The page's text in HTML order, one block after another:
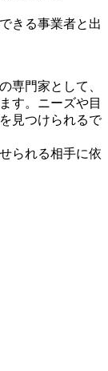
きる事業者と出
専門家として、
す。ニーズや目
見つけられるで
られる相手に依